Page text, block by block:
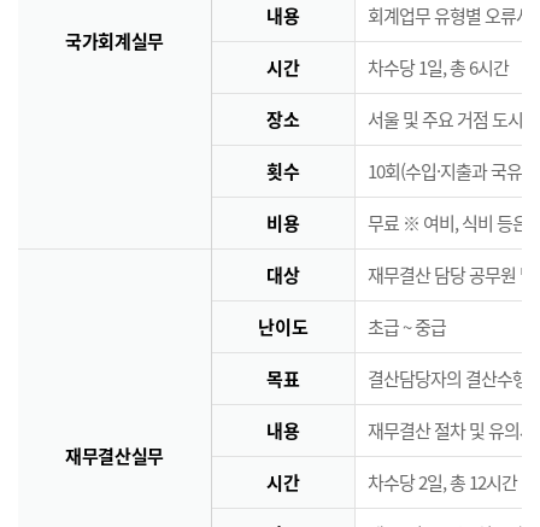
국가회계실무
내용 회계업무 유형별 오류사
시간 차수당 1일, 총 6시간
장소 서울 및 주요 거점 도시
횟수 10회(수입·지출과 국유·
비용 무료 ※ 여비, 식비 등은
재무결산실무
대상 재무결산 담당 공무원
난이도 초급 ~ 중급
목표 결산담당자의 결산수행
내용 재무결산 절차 및 유의사
시간 차수당 2일, 총 12시간